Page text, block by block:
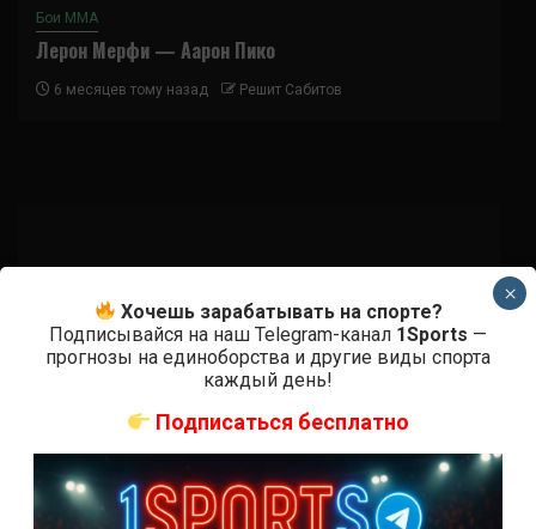
Бои ММА
Лерон Мерфи — Аарон Пико
6 месяцев тому назад Решит Сабитов
{} [+]
Хочешь зарабатывать на спорте?
Подписывайся на наш Telegram-канал 1Sports —
прогнозы на единоборства и другие виды спорта
каждый день!
Подписаться бесплатно
×